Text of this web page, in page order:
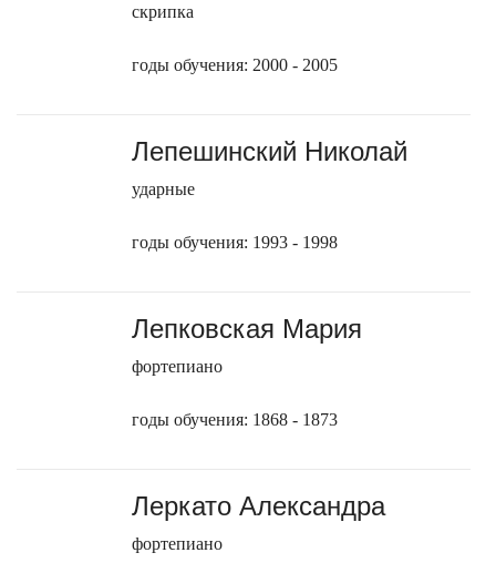
скрипка
годы обучения: 2000 - 2005
Лепешинский Николай
ударные
годы обучения: 1993 - 1998
Лепковская Мария
фортепиано
годы обучения: 1868 - 1873
Леркато Александра
фортепиано